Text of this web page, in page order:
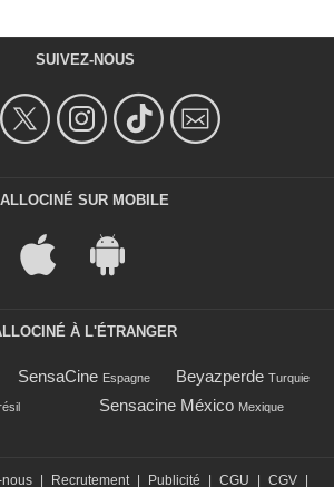
SUIVEZ-NOUS
ALLOCINÉ SUR MOBILE
À L'ÉTRANGER
SensaCine Espagne Beyazperde Turquie
Sensacine México Mexique
nous Recrutement Publicité CGU CGV